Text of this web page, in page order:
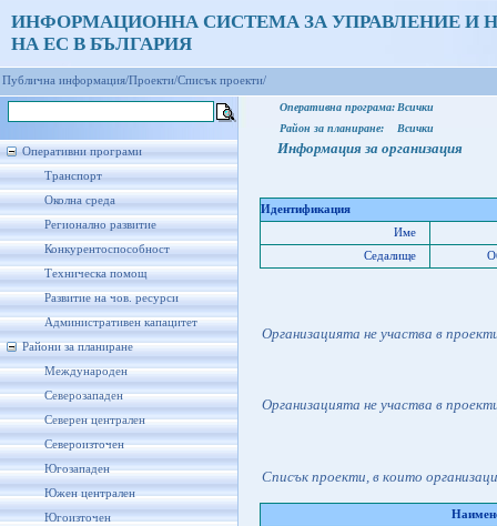
ИНФОРМАЦИОННА СИСТЕМА ЗА УПРАВЛЕНИЕ И
НА ЕС В БЪЛГАРИЯ
Публична информация/Проекти/Списък проекти/
Оперативни програми
Транспорт
Околна среда
Регионално развитие
Конкурентоспособност
Техническа помощ
Развитие на чов. ресурси
Административен капацитет
Райони за планиране
Международен
Северозападен
Северен централен
Североизточен
Югозападен
Южен централен
Югоизточен
Оперативна програма: Всички
Район за планиране:
Всички
Информация за организация
Идентификация
Име
Седалище
Организацията не участва в
Организацията не участва в
Списък проекти, в които